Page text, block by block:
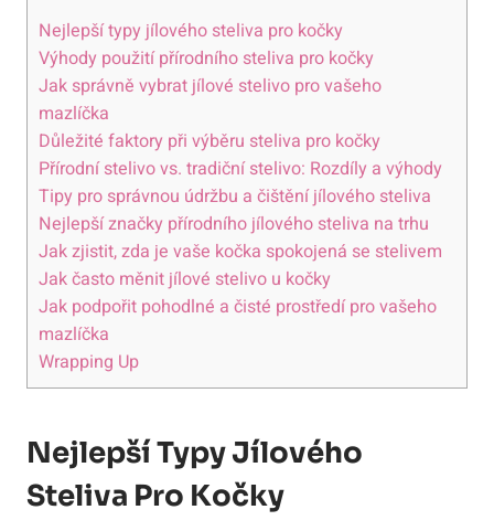
Nejlepší​ typy jílového⁣ steliva pro​ kočky
Výhody použití přírodního steliva pro kočky
Jak správně ​vybrat jílové ‍stelivo pro ⁤vašeho
⁣mazlíčka
Důležité faktory při ‌výběru steliva⁤ pro kočky
Přírodní stelivo vs. tradiční ⁤stelivo: Rozdíly a výhody
Tipy ​pro správnou⁣ údržbu a čištění jílového steliva
Nejlepší značky přírodního jílového steliva na trhu
Jak​ zjistit, ⁢zda je vaše kočka spokojená se ​stelivem
Jak často ‍měnit jílové‍ stelivo u kočky
Jak ‍podpořit⁢ pohodlné⁤ a čisté ‌prostředí⁢ pro vašeho​
mazlíčka
Wrapping Up
Nejlepší​ Typy Jílového⁣
Steliva Pro​ Kočky